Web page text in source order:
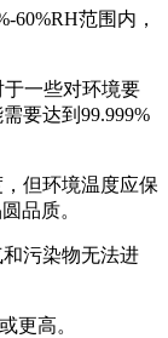
60%RH范围内，
于一些对环境要
要达到99.999%
但环境温度应保
品质。
污染物无法进
更高。